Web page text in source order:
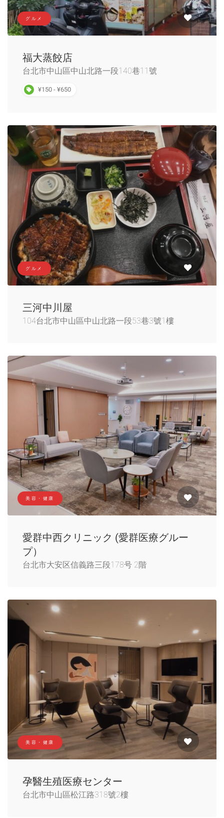
グルメ
福大蒸餃店
台北市中山區中山北路一段140巷11號
¥150 - ¥650
グルメ
三河中川屋
104台北市中山區中山北路一段53巷3號1樓
美容・健康
愛群中西クリニック (愛群医療グルー
プ）
台北市大安区信義路三段178号 2階
美容・健康
孕醫生殖医療センター
台北市中山區松江路318號2樓